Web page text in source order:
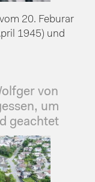
20. Feburar
1945) und
von
um
geachtet